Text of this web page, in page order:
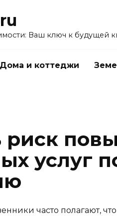
Ваш ключ к будущей
Дома и коттеджи
риск
услуг
часто полагают,